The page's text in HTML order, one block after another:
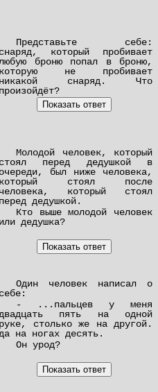
Представьте себе:
снаряд, который пробивает
броню попал в броню,
которую не пробивает
никакой снаряд. Что
произойдёт?
Показать ответ
Молодой человек, который
стоял перед дедушкой в
очереди, был ниже человека,
который стоял после
человека, который стоял
перед дедушкой.
Кто выше молодой человек
или дедушка?
Показать ответ
Один человек написал о
себе:
- ...пальцев у меня
пять на одной
руке, столько же на другой.
на ногах десять.
Он урод?
Показать ответ